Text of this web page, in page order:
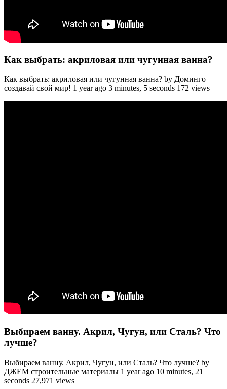
Как выбрать: акриловая или чугунная ванна?
Как выбрать: акриловая или чугунная ванна? by Доминго —
создавай свой мир! 1 year ago 3 minutes, 5 seconds 172 views
Выбираем ванну. Акрил, Чугун, или Сталь? Что
лучше?
Выбираем ванну. Акрил, Чугун, или Сталь? Что лучше? by
ДЖЕМ строительные материалы 1 year ago 10 minutes, 21
seconds 27,971 views